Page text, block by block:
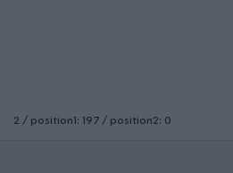
2 / position1: 197 / position2: 0